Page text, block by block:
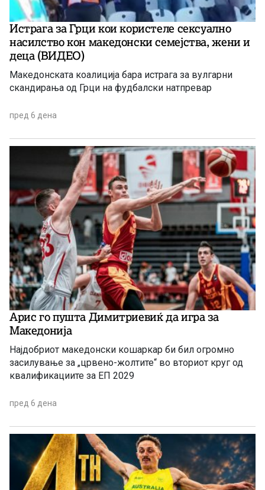
Истрага за Грци кои користеле сексуално
насилство кон македонски семејства, жени и
деца (ВИДЕО)
Македонската коалиција бара истрага за вулгарни
скандирања од Грци на фудбалски натпревар
пред 6 дена
Арис го пушта Димитриевиќ да игра за
Македонија
Најдобриот македонски кошаркар би бил огромно
засилување за „црвено-жолтите“ во вториот круг од
квалификациите за ЕП 2029
пред 6 дена